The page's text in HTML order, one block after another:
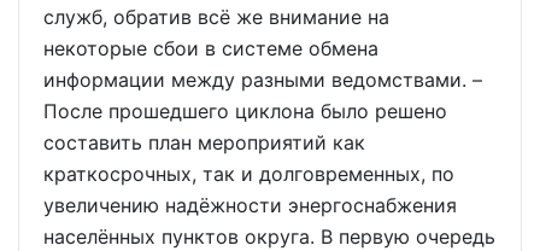
служб, обратив всё же внимание на
некоторые сбои в системе обмена
информации между разными ведомствами. –
После прошедшего циклона было решено
составить план мероприятий как
краткосрочных, так и долговременных, по
увеличению надёжности энергоснабжения
населённых пунктов округа. В первую очередь